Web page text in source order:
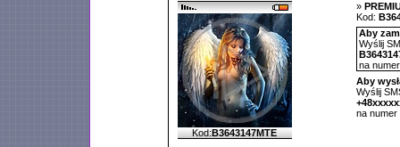
Kod:B3643147MTE
»
Kod:
Aby
Wyślij
na
Aby
Wyślij
na numer